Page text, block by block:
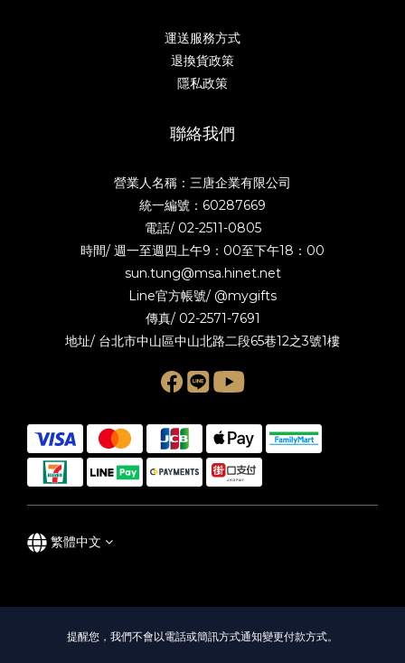
運送服務方式
退換貨政策
隱私政策
聯絡我們
營業人名稱：三唐企業有限公司
統一編號：60287669
電話/ 02-2511-0805
時間/ 週一至週四上午9：00至下午18：00
sun.tung@msa.hinet.net
Line官方帳號/ @mygifts
傳真/ 02-2571-7691
地址/ 台北市中山區中山北路二段65巷12之3號1樓
繁體中文
提醒您，我們不會以電話或簡訊方式通知變更付款方式。